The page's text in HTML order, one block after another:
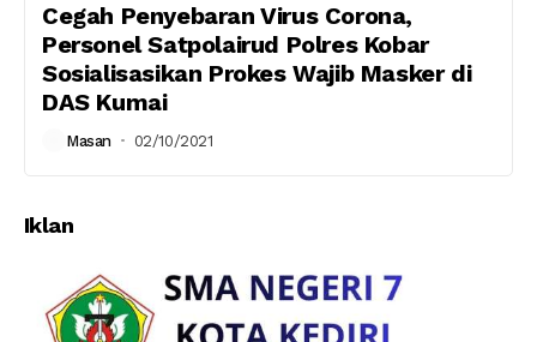
Cegah Penyebaran Virus Corona,
Personel Satpolairud Polres Kobar
Sosialisasikan Prokes Wajib Masker di
DAS Kumai
Masan 02/10/2021
Iklan